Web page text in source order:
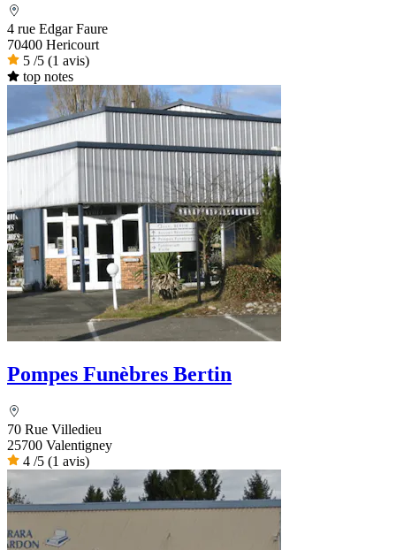
4 rue Edgar Faure
70400 Hericourt
5 /5 (1 avis)
top notes
Pompes Funèbres Bertin
70 Rue Villedieu
25700 Valentigney
4 /5 (1 avis)